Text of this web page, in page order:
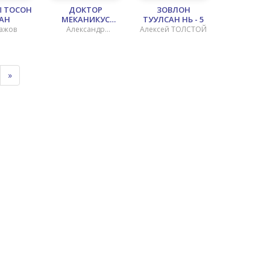
ДОКТОР
МЕКАНИКУС
ТҮҮНИЙ НОХОЙ
Александр
ЗОВЛОН
ТУУЛСАН НЬ - 5
Алексей ТОЛСТОЙ
»